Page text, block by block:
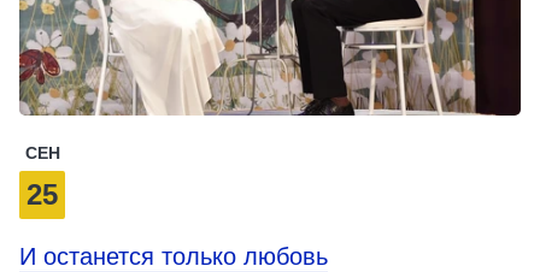
СЕН
25
И останется только любовь